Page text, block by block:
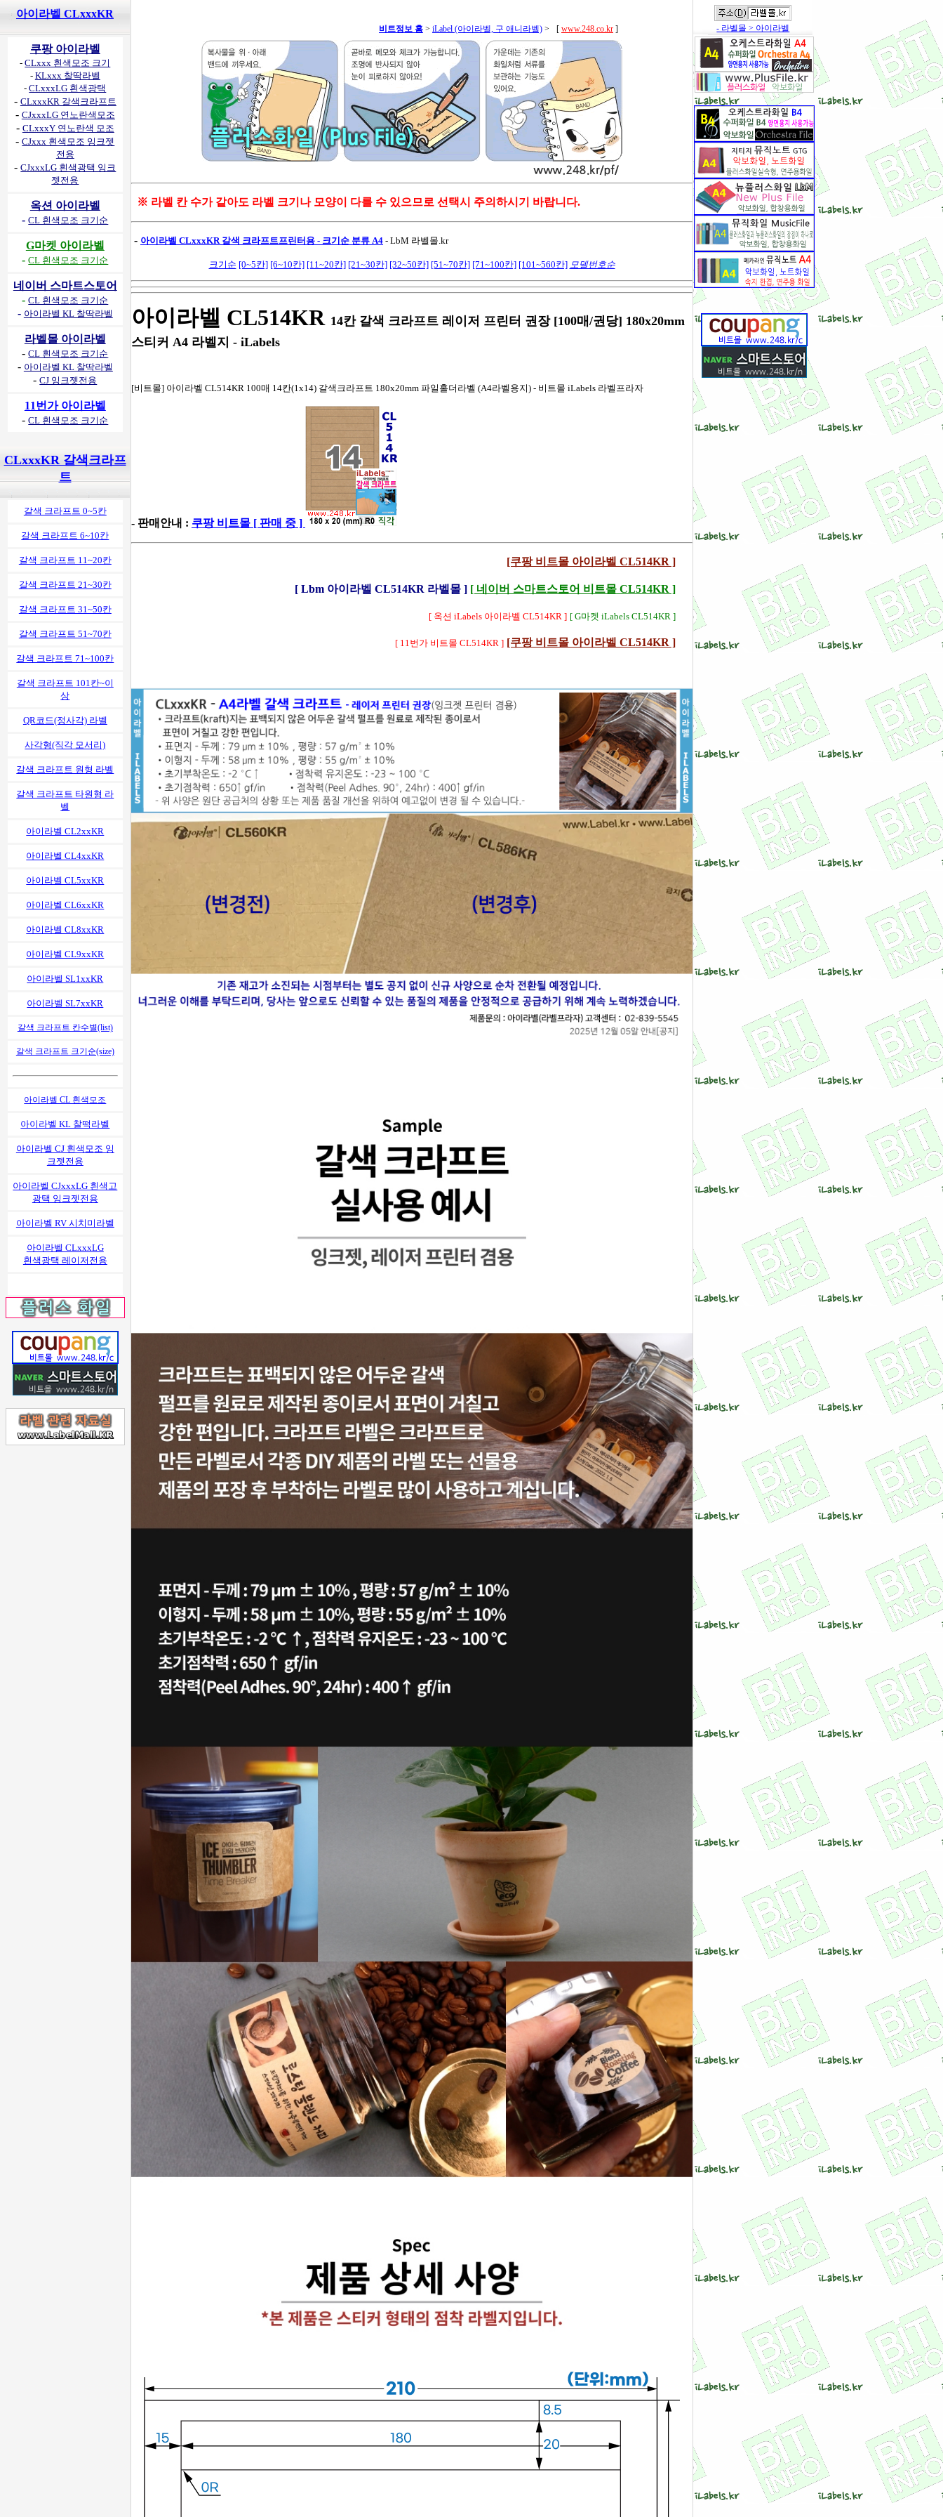
아이라벨 CLxxxKR
쿠팡 아이라벨
-CLxxx 흰색모조 크기
- KLxxx 찰딱라벨
-CLxxxLG 흰색광택
- CLxxxKR 갈색크라프트
- CJxxxLG 연노란색모조
- CLxxxY 연노란색 모조
-CJxxx 흰색모조 잉크젯
전용
-CJxxxLG 흰색광택 잉크
젯전용
옥션 아이라벨
-CL 흰색모조 크기순
G마켓 아이라벨
-CL 흰색모조 크기순
네이버 스마트스토어
-CL 흰색모조 크기순
- 아이라벨 KL 찰딱라벨
라벨몰 아이라벨
-CL 흰색모조 크기순
- 아이라벨 KL 찰딱라벨
-CJ 잉크젯전용
11번가 아이라벨
-CL 흰색모조 크기순
CLxxxKR 갈색크라프
트
갈색 크라프트 0~5칸
갈색 크라프트 6~10칸
갈색 크라프트 11~20칸
갈색 크라프트 21~30칸
갈색 크라프트 31~50칸
갈색 크라프트 51~70칸
갈색 크라프트 71~100칸
갈색 크라프트 101칸~이
상
QR코드(정사각) 라벨
사각형(직각 모서리)
갈색 크라프트 원형 라벨
갈색 크라프트 타원형 라
벨
아이라벨 CL2xxKR
아이라벨 CL4xxKR
아이라벨 CL5xxKR
아이라벨 CL6xxKR
아이라벨 CL8xxKR
아이라벨 CL9xxKR
아이라벨 SL1xxKR
아이라벨 SL7xxKR
갈색 크라프트 칸수별(list)
갈색 크라프트 크기순(size)
아이라벨 CL 흰색모조
아이라벨 KL 찰떡라벨
아이라벨 CJ 흰색모조 잉
크젯전용
아이라벨 CJxxxLG 흰색고
광택 잉크젯전용
아이라벨 RV 시치미라벨
아이라벨 CLxxxLG
흰색광택 레이저전용
비트정보 홈 > iLabel (아이라벨, 구 애니라벨) > [ www.248.co.kr ]
※ 라벨 칸 수가 같아도 라벨 크기나 모양이 다를 수 있으므로 선택시 주의하시기 바랍니다.
- 아이라벨 CLxxxKR 갈색 크라프트프린터용 - 크기순 분류 A4 - LbM 라벨몰.kr
크기순 [0~5칸] [6~10칸] [11~20칸] [21~30칸] [32~50칸] [51~70칸] [71~100칸] [101~560칸] 모델번호순
아이라벨 CL514KR 14칸 갈색 크라프트 레이저 프린터 권장 [100매/권당] 180x20mm
스티커 A4 라벨지 - iLabels
[비트몰] 아이라벨 CL514KR 100매 14칸(1x14) 갈색크라프트 180x20mm 파일홀더라벨 (A4라벨용지) - 비트몰 iLabels 라벨프라자
- 판매안내 : 쿠팡 비트몰 [ 판매 중 ]
[쿠팡 비트몰 아이라벨 CL514KR ]
[ Lbm 아이라벨 CL514KR 라벨몰 ] [ 네이버 스마트스토어 비트몰 CL514KR ]
[ 옥션 iLabels 아이라벨 CL514KR ] [ G마켓 iLabels CL514KR ]
[ 11번가 비트몰 CL514KR ] [쿠팡 비트몰 아이라벨 CL514KR ]
- 라벨몰 > 아이라벨